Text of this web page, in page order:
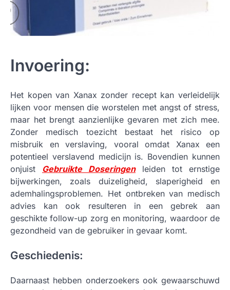
Invoering:
Het kopen van Xanax zonder recept kan verleidelijk
lijken voor mensen die worstelen met angst of stress,
maar het brengt aanzienlijke gevaren met zich mee.
Zonder medisch toezicht bestaat het risico op
misbruik en verslaving, vooral omdat Xanax een
potentieel verslavend medicijn is. Bovendien kunnen
onjuist Gebruikte Doseringenleiden tot ernstige
bijwerkingen, zoals duizeligheid, slaperigheid en
ademhalingsproblemen. Het ontbreken van medisch
advies kan ook resulteren in een gebrek aan
geschikte follow-up zorg en monitoring, waardoor de
gezondheid van de gebruiker in gevaar komt.
Geschiedenis:
Daarnaast hebben onderzoekers ook gewaarschuwd